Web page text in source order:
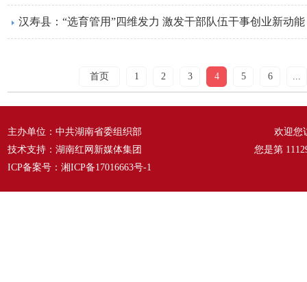
汉寿县：“选育管用”四维发力 激发干部队伍干事创业新动能
首页 1 2 3 4 5 6 ...
主办单位：中共湖南省委组织部
技术支持：湖南红网新媒体集团
ICP备案号： 湘ICP备17016663号-1
欢迎您
您是第